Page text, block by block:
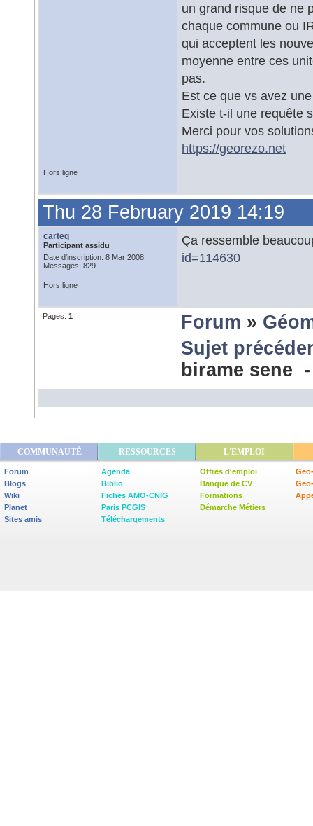
un grand risque de ne
chaque commune ou
qui acceptent les
moyenne entre ces
pas.
Est ce que vs avez
Existe t-il une requête
Merci pour vos
https://georezo.net
Hors ligne
Thu 28 February 2019 14:19
carteq
Participant assidu
Date d'inscription: 8 Mar 2008
Messages: 829
Ça ressemble
id=114630
Hors ligne
Pages: 1 Forum »
Sujet
birame sene
COMMUNAUTÉ RESSOURCES L'EMPLOI
Forum
Blogs
Wiki
Planet
Sites amis
Agenda
Biblio
Fiches AMO-CNIG
Paris PCGIS
Téléchargements
Offres d'emploi
Banque de CV
Formations
Démarche Métiers